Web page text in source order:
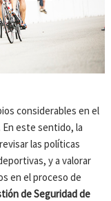
considerables en el
este sentido, la
las políticas
y a valorar
en el proceso de
de Seguridad de